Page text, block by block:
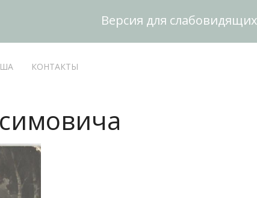
Версия для слабовидящих
КОНТАКТЫ